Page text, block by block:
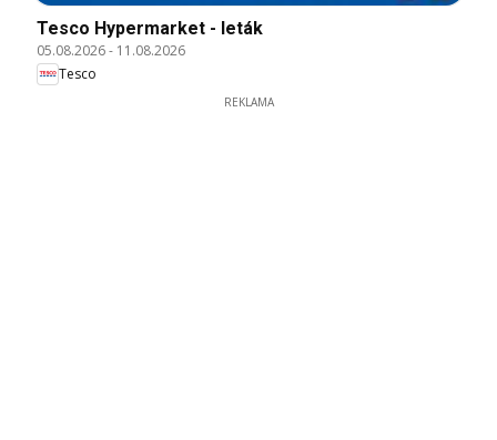
Tesco Hypermarket - leták
05.08.2026- 11.08.2026
Tesco
REKLAMA